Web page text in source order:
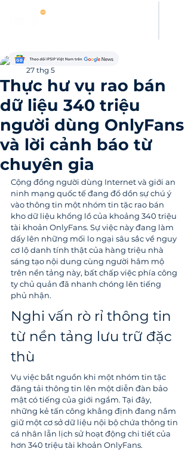
Thực hư vụ rao bán
dữ liệu 340 triệu
người dùng OnlyFans
và lời cảnh báo từ
chuyên gia
Thanh Hoang
27 thg 5
Cộng đồng người dùng Internet và giới an
ninh mạng quốc tế đang đổ dồn sự chú ý
vào thông tin một nhóm tin tặc rao bán
kho dữ liệu khổng lồ của khoảng 340 triệu
tài khoản OnlyFans. Sự việc này đang làm
dấy lên những mối lo ngại sâu sắc về nguy
cơ lộ danh tính thật của hàng triệu nhà
sáng tạo nội dung cùng người hâm mộ
trên nền tảng này, bất chấp việc phía công
ty chủ quản đã nhanh chóng lên tiếng
phủ nhận.
Nghi vấn rò rỉ thông tin
từ nền tảng lưu trữ đặc
thù
Vụ việc bắt nguồn khi một nhóm tin tặc
đăng tải thông tin lên một diễn đàn bảo
mật có tiếng của giới ngầm. Tại đây,
những kẻ tấn công khẳng định đang nắm
giữ một cơ sở dữ liệu nội bộ chứa thông tin
cá nhân lẫn lịch sử hoạt động chi tiết của
hơn 340 triệu tài khoản OnlyFans.